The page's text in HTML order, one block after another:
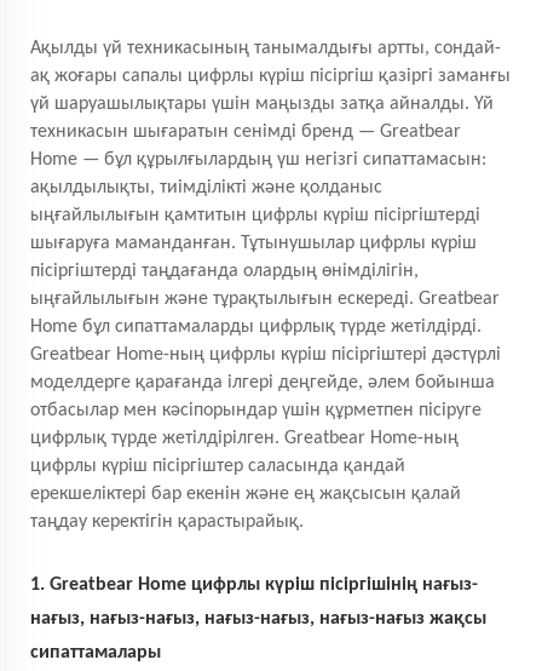
Ақылды үй техникасының танымалдығы артты, сондай-
ақ жоғары сапалы цифрлы күріш пісіргіш қазіргі заманғы
үй шаруашылықтары үшін маңызды затқа айналды. Үй
техникасын шығаратын сенімді бренд — Greatbear
Home — бұл құрылғылардың үш негізгі сипаттамасын:
ақылдылықты, тиімділікті және қолданыс
ыңғайлылығын қамтитын цифрлы күріш пісіргіштерді
шығаруға маманданған. Тұтынушылар цифрлы күріш
пісіргіштерді таңдағанда олардың өнімділігін,
ыңғайлылығын және тұрақтылығын ескереді. Greatbear
Home бұл сипаттамаларды цифрлық түрде жетілдірді.
Greatbear Home-ның цифрлы күріш пісіргіштері дәстүрлі
моделдерге қарағанда ілгері деңгейде, әлем бойынша
отбасылар мен кәсіпорындар үшін құрметпен пісіруге
цифрлық түрде жетілдірілген. Greatbear Home-ның
цифрлы күріш пісіргіштер саласында қандай
ерекшеліктері бар екенін және ең жақсысын қалай
таңдау керектігін қарастырайық.
1. Greatbear Home цифрлы күріш пісіргішінің нағыз-
нағыз, нағыз-нағыз, нағыз-нағыз, нағыз-нағыз жақсы
сипаттамалары